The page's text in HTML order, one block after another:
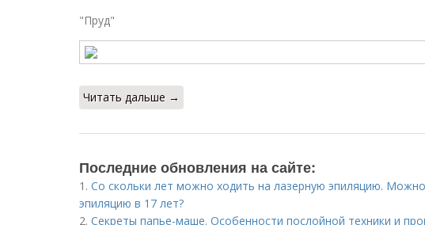
"Пруд"
Читать дальше →
Последние обновления на сайте:
1. Со скольки лет можно ходить на лазерную эпиляцию.
эпиляцию в 17 лет?
2. Секреты папье-маше. Особенности послойной техники и